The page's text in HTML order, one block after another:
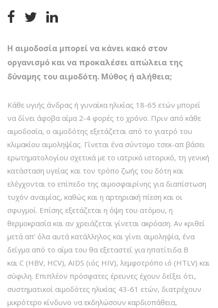
Η αιμοδοσία μπορεί να κάνει κακό στον
οργανισμό και να προκαλέσει απώλεια της
δύναμης του αιμοδότη. Μύθος ή αλήθεια;
Κάθε υγιής άνδρας ή γυναίκα ηλικίας 18-65 ετών μπορεί
να δίνει άφοβα αίμα 2-4 φορές το χρόνο. Πριν από κάθε
αιμοδοσία, ο αιμοδότης εξετάζεται από το γιατρό του
κλιμακίου αιμοληψίας. Γίνεται ένα σύντομο τσεκ-απ βάσει
ερωτηματολογίου σχετικά με το ιατρικό ιστορικό, τη γενική
κατάσταση υγείας και τον τρόπο ζωής του δότη και
ελέγχονται το επίπεδο της αιμοσφαιρίνης για διαπίστωση
τυχόν αναιμίας, καθώς και η αρτηριακή πίεση και οι
σφυγμοί. Επίσης εξετάζεται η όψη του ατόμου, η
θερμοκρασία και αν χρειάζεται γίνεται ακρόαση. Αν κριθεί
μετά απ’ όλα αυτά κατάλληλος και γίνει αιμοληψία, ένα
δείγμα από το αίμα του θα εξεταστεί για ηπατίτιδα Β
και C (HBV, HCV), AIDS (ιός HIV), λεμφοτρόπο ιό (HTLV) και
σύφιλη. Επιπλέον πρόσφατες έρευνες έχουν δείξει ότι,
συστηματικοί αιμοδότες ηλικίας 43-61 ετών, διατρέχουν
μικρότερο κίνδυνο να εκδηλώσουν καρδιοπάθεια,